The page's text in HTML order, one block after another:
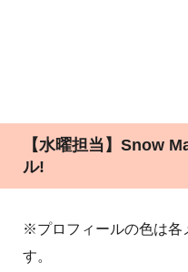
【水曜担当】Snow
ル!
※プロフィールの色は各
す。